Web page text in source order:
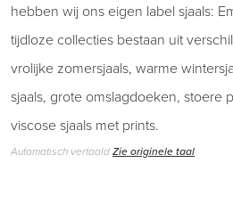
hebben wij ons eigen label sjaals:
tijdloze collecties bestaan uit
vrolijke zomersjaals, warme
sjaals, grote omslagdoeken, stoere
viscose sjaals met prints.
Automatisch vertaaldZie originele taal